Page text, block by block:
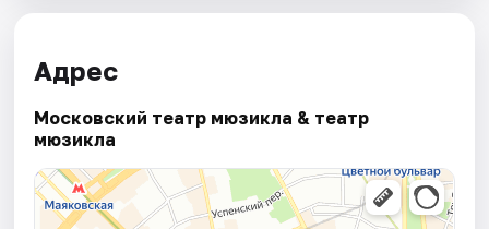
Адрес
Московский театр мюзикла & театр
мюзикла